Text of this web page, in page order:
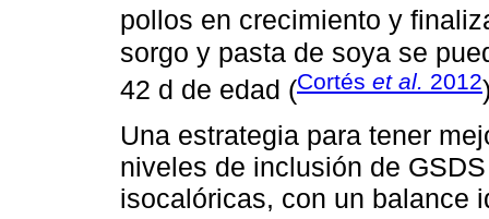
pollos en crecimiento y
sorgo y pasta de soya se
42 d de edad (Cortés et al. 2012
Una estrategia para tener
niveles de inclusión de
isocalóricas, con un balance